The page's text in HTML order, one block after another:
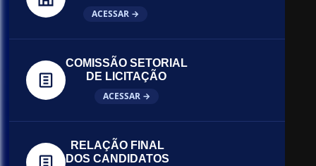
ACESSAR →
COMISSÃO SETORIAL
DE LICITAÇÃO
ACESSAR →
RELAÇÃO FINAL
DOS CANDIDATOS